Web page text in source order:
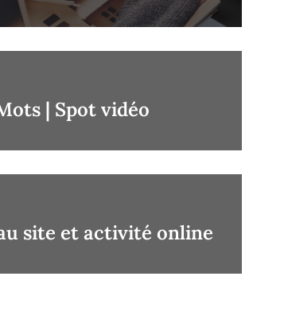
| Spot vidéo
site et activité online